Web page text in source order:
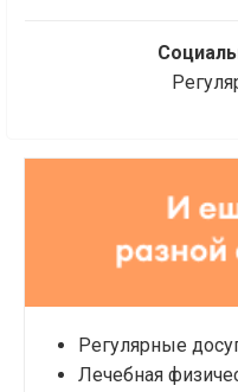
Регулярные
Лечебная